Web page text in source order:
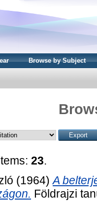
Browse by Subject
23.
(1964)A
Földrajzi